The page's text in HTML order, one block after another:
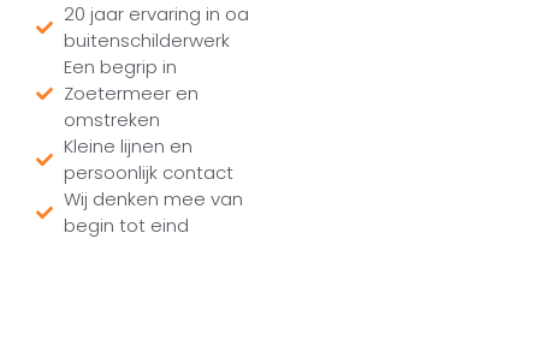
20 jaar ervaring in oa
buitenschilderwerk
Een begrip in
Zoetermeer en
omstreken
Kleine lijnen en
persoonlijk contact
Wij denken mee van
begin tot eind